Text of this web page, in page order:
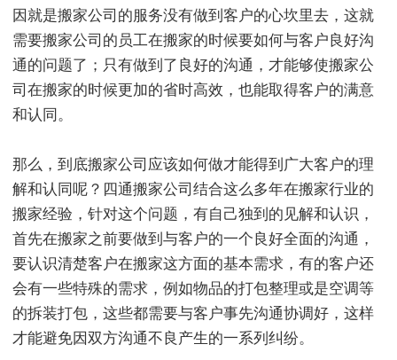
因就是搬家公司的服务没有做到客户的心坎里去，这就
需要搬家公司的员工在搬家的时候要如何与客户良好沟
通的问题了；只有做到了良好的沟通，才能够使搬家公
司在搬家的时候更加的省时高效，也能取得客户的满意
和认同。
那么，到底搬家公司应该如何做才能得到广大客户的理
解和认同呢？四通搬家公司结合这么多年在搬家行业的
搬家经验，针对这个问题，有自己独到的见解和认识，
首先在搬家之前要做到与客户的一个良好全面的沟通，
要认识清楚客户在搬家这方面的基本需求，有的客户还
会有一些特殊的需求，例如物品的打包整理或是空调等
的拆装打包，这些都需要与客户事先沟通协调好，这样
才能避免因双方沟通不良产生的一系列纠纷。